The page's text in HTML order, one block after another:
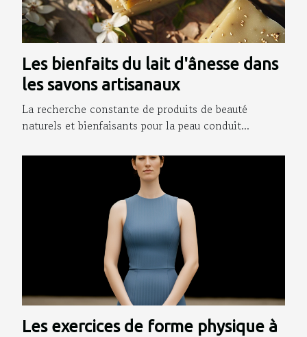
Les bienfaits du lait d'ânesse dans
les savons artisanaux
La recherche constante de produits de beauté
naturels et bienfaisants pour la peau conduit...
Les exercices de forme physique à